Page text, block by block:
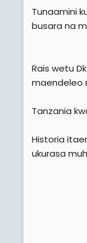
Tunaamini
busara na
Rais wetu
maendeleo
Tanzania
Historia
ukurasa